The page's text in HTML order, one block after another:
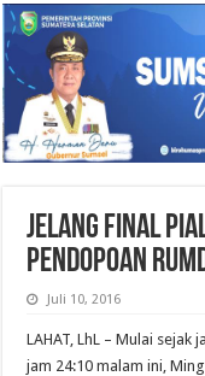
JELANG FINAL
PENDOPOAN
Juli 10, 2016
LAHAT, LhL – Mulai
jam 24:10 malam ini,